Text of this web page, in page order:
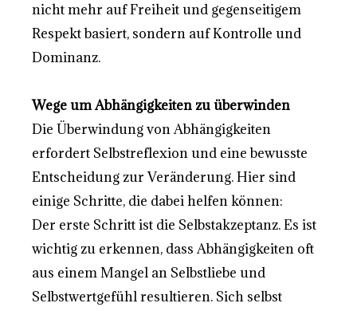
nicht mehr auf Freiheit und gegenseitigem
Respekt basiert, sondern auf Kontrolle und
Dominanz.
Wege um Abhängigkeiten zu überwinden
Die Überwindung von Abhängigkeiten
erfordert Selbstreflexion und eine bewusste
Entscheidung zur Veränderung. Hier sind
einige Schritte, die dabei helfen können:
Der erste Schritt ist die Selbstakzeptanz. Es ist
wichtig zu erkennen, dass Abhängigkeiten oft
aus einem Mangel an Selbstliebe und
Selbstwertgefühl resultieren. Sich selbst